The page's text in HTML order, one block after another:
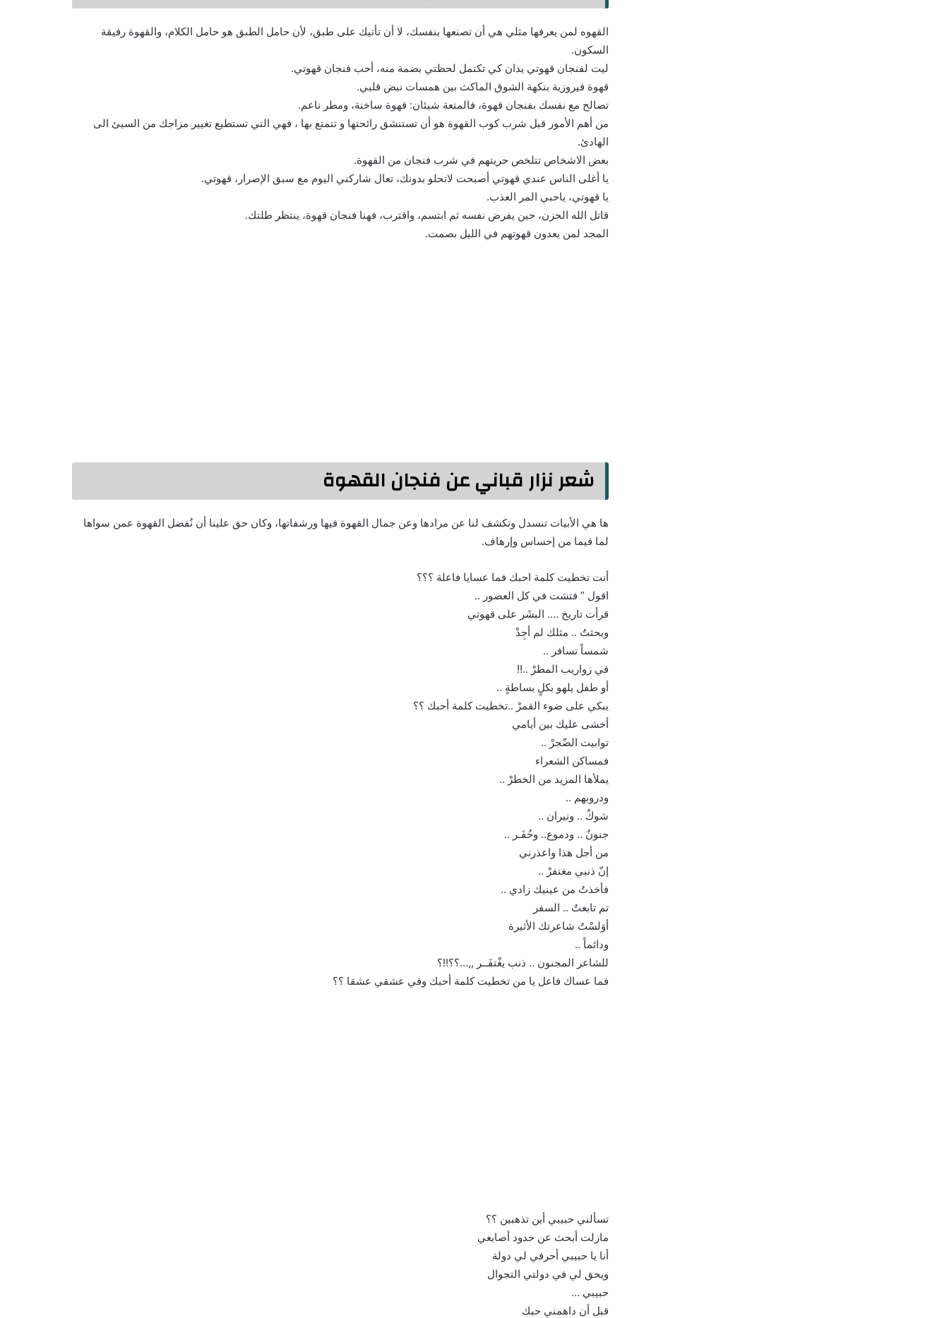
القهوه لمن يعرفها مثلي هي أن تصنعها بنفسك، لا أن تأتيك على طبق، لأن حامل الطبق هو حامل الكلام، والقهوة رفيقة
السكون.
ليت لفنجان قهوتي يدان كي تكتمل لحظتي بضمة منه، أحب فنجان قهوتي.
قهوة فيروزية بنكهة الشوق الماكث بين همسات نبض قلبي.
تصالح مع نفسك بفنجان قهوة، فالمتعة شيئان: قهوة ساخنة، ومطر ناعم.
من أهم الأمور قبل شرب كوب القهوة هو أن تستنشق رائحتها و تتمتع بها ، فهي التي تستطيع تغيير مزاجك من السيئ الى
الهادئ.
بعض الاشخاص تتلخص حريتهم في شرب فنجان من القهوة.
يا أغلى الناس عندي قهوتي أصبحت لاتحلو بدونك، تعال شاركني اليوم مع سبق الإصرار، قهوتي.
يا قهوتي، ياحبي المر العذب.
قاتل الله الحزن، حين يفرض نفسه ثم ابتسم، واقترب، فهنا فنجان قهوة، ينتظر طلتك.
المجد لمن يعدون قهوتهم في الليل بصمت.
شعر نزار قباني عن فنجان القهوة
ها هي الأبيات تنسدل وتكشف لنا عن مرادها وعن جمال القهوة فيها ورشفاتها، وكان حق علينا أن نُفضل القهوة عمن سواها
لما فيما من إحساس وإرهاف.
أنت تخطيت كلمة احبك فما عسايا فاعلة ؟؟؟
اقول ” فتشت في كل العصور ..
قرأت تاريخ …. البشَر على قهوتي
وبحثتُ .. مثلك لم أجِدْ
شمساً تسافر ..
في زواريب المطرْ ..!!
أو طفل يلهو بكلٍ بساطةٍ ..
يبكي على ضوء القمرْ ..تخطيت كلمة أحبك ؟؟
أخشى عليك بين أيامي
توابيت الضّجرْ ..
فمساكن الشعراء
يملأها المزيد من الخطرْ ..
ودروبهم ..
شوكٌ .. ونيران ..
جنونٌ .. ودموع.. وحُفَـر ..
من أجل هذا واعذرني
إنّ ذنبي مغتفرْ ..
فأخذتُ من عينيك زادي ..
تم تابعتُ .. السفر
أوَلسْتُ شاعرتك الأثيرة
ودائماً ..
للشاعر المجنون .. ذنب يغْتفَــر ,,…؟؟!!؟
فما عساك فاعل يا من تخطيت كلمة أحبك وفي عشقي عشقا ؟؟
تسألني حبيبي أين تذهبين ؟؟
مازلت أبحث عن حدود أصابعي
أنا يا حبيبي أحرفي لي دولة
ويحق لي في دولتي التجوال
حبيبي …
قبل أن داهمني حبك